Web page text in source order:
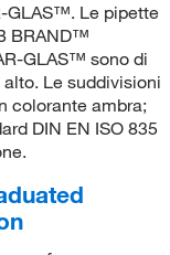
GLAS™. Le pipette
BRAND™
GLAS™ sono di
Le suddivisioni
colorante ambra;
DIN EN ISO 835